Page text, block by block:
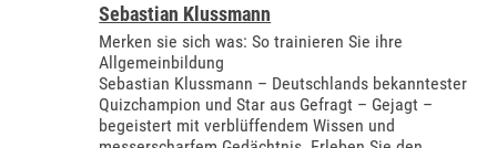
Sebastian Klussmann
Merken sie sich was: So trainieren Sie ihre
Allgemeinbildung
Sebastian Klussmann – Deutschlands bekanntester
Quizchampion und Star aus Gefragt – Gejagt –
begeistert mit verblüffendem Wissen und